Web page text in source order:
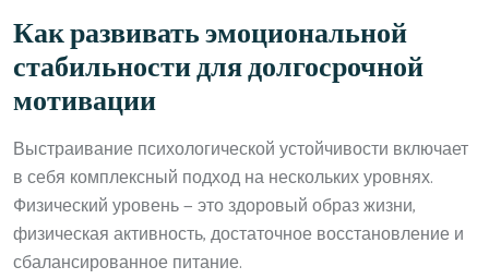
Как развивать эмоциональной
стабильности для долгосрочной
мотивации
Выстраивание психологической устойчивости включает
в себя комплексный подход на нескольких уровнях.
Физический уровень — это здоровый образ жизни,
физическая активность, достаточное восстановление и
сбалансированное питание.